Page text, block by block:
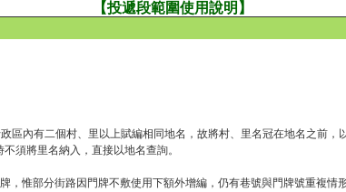
【投遞段範圍使用說明】
內有二個村、里以上賦編相同地名，故將村、里名冠在地名之前，
須將里名納入，直接以地名查詢。
惟部分街路因門牌不敷使用下額外增編，仍有巷號與門牌號重複情